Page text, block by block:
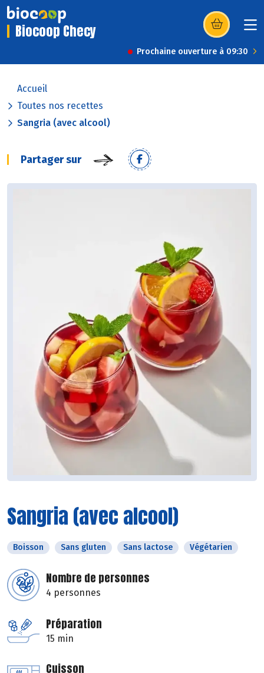
Biocoop Checy (s’ouvre dans
Prochaine ouverture à 09:30
Accueil
Toutes nos recettes
Sangria (avec alcool)
Partager sur
Sangria (avec alcool)
Boisson Sans gluten Sans lactose Végétarien
Nombre de personnes
4 personnes
Préparation
15 min
Cuisson